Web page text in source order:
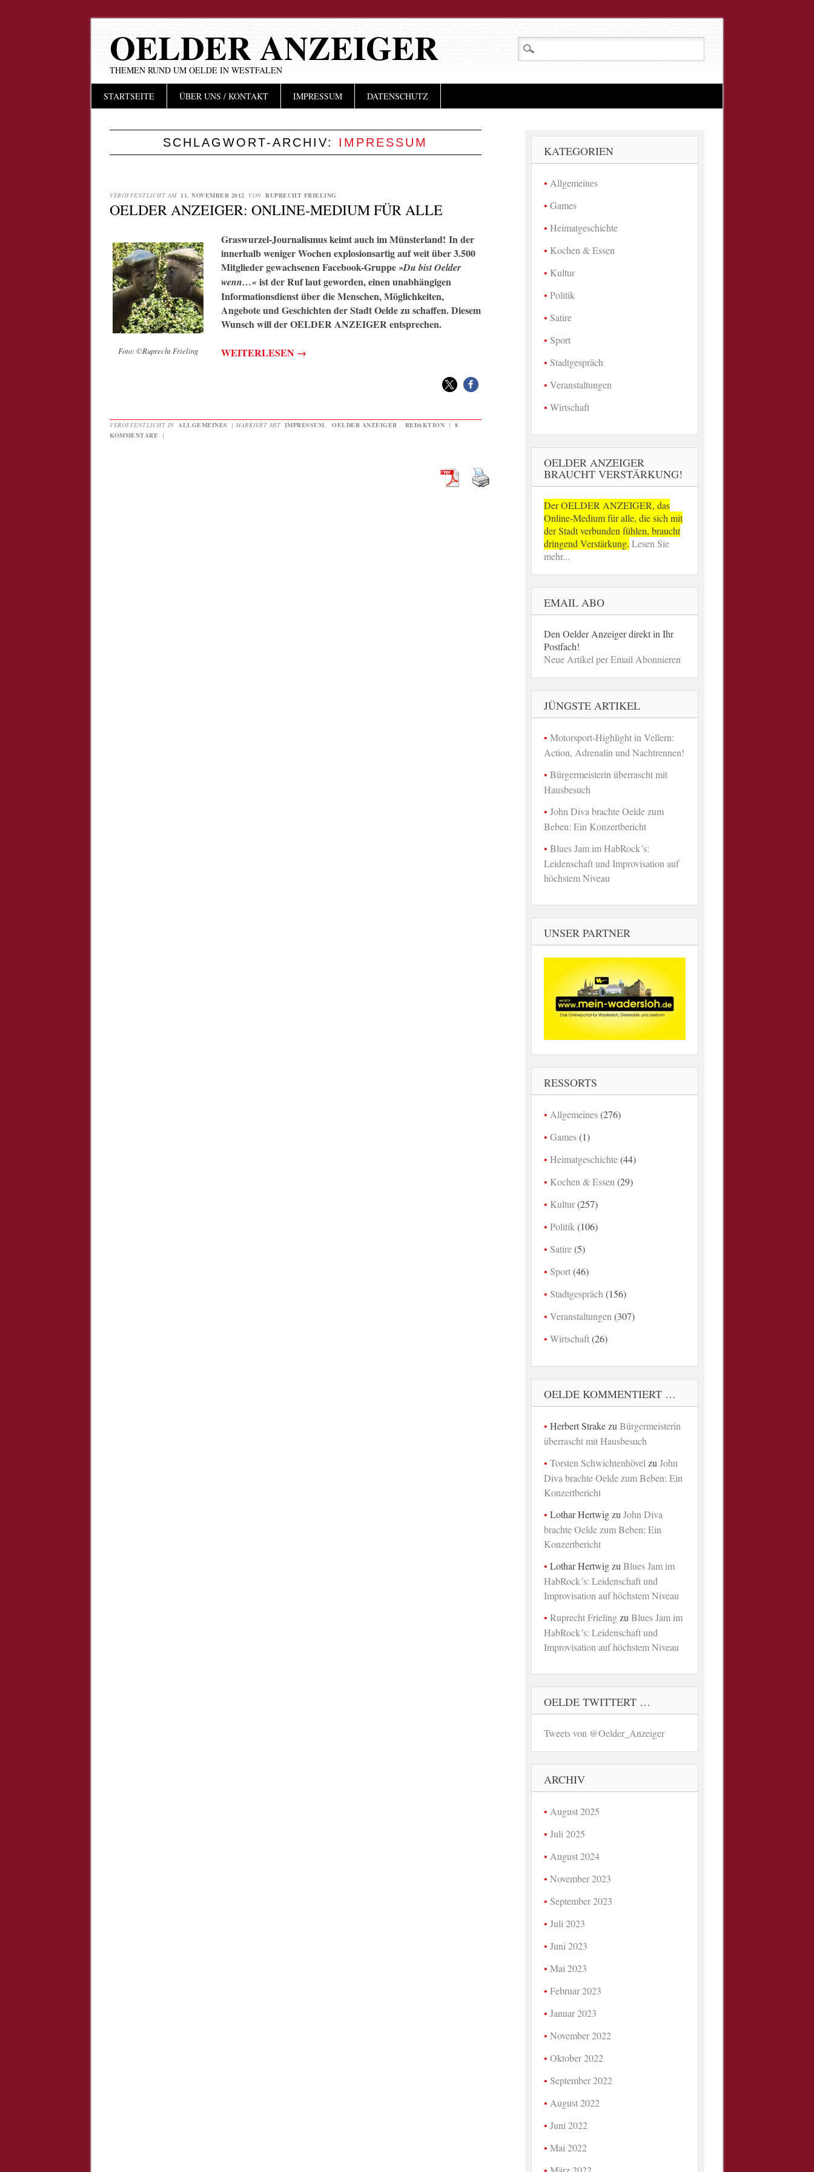
OELDER ANZEIGER
THEMEN RUND UM OELDE IN WESTFALEN
Hauptmenü
InhaltSTARTSEITE ÜBER UNS / KONTAKT IMPRESSUM DATENSCHUTZ
SCHLAGWORT-ARCHIV: IMPRESSUM
VERÖFFENTLICHT AM 11. NOVEMBER 2012 VON RUPRECHT FRIELING
OELDER ANZEIGER: ONLINE-MEDIUM FÜR ALLE
Foto: ©Ruprecht Frieling
Graswurzel-Journalismus keimt auch im Münsterland! In der
innerhalb weniger Wochen explosionsartig auf weit über 3.500
Mitglieder gewachsenen Facebook-Gruppe»Du bist Oelder
wenn…«ist der Ruf laut geworden, einen unabhängigen
Informationsdienst über die Menschen, Möglichkeiten,
Angebote und Geschichten der Stadt Oelde zu schaffen. Diesem
Wunsch will der OELDER ANZEIGER entsprechen.
WEITERLESEN →
VERÖFFENTLICHT IN ALLGEMEINES | MARKIERT MIT IMPRESSUM OELDER ANZEIGER REDAKTION | 8
KOMMENTARE |
KATEGORIEN
Allgemeines
Games
Heimatgeschichte
Kochen & Essen
Kultur
Politik
Satire
Sport
Stadtgespräch
Veranstaltungen
Wirtschaft
OELDER ANZEIGER
BRAUCHT VERSTÄRKUNG!
Der OELDER ANZEIGER, das
Online-Medium für alle, die sich mit
der Stadt verbunden fühlen, braucht
dringend Verstärkung. Lesen Sie
mehr...
EMAIL ABO
Den Oelder Anzeiger direkt in Ihr
Postfach!
Neue Artikel per Email Abonnieren
JÜNGSTE ARTIKEL
Motorsport-Highlight in Vellern:
Action, Adrenalin und Nachtrennen!
Bürgermeisterin überrascht mit
Hausbesuch
John Diva brachte Oelde zum
Beben: Ein Konzertbericht
Blues Jam im HabRock´s:
Leidenschaft und Improvisation auf
höchstem Niveau
UNSER PARTNER
RESSORTS
Allgemeines(276)
Games(1)
Heimatgeschichte(44)
Kochen & Essen (29)
Kultur(257)
Politik (106)
Satire(5)
Sport(46)
Stadtgespräch (156)
Veranstaltungen (307)
Wirtschaft(26)
OELDE KOMMENTIERT …
Herbert Strakezu Bürgermeisterin
überrascht mit Hausbesuch
Torsten Schwichtenhövel zu John
Diva brachte Oelde zum Beben: Ein
Konzertbericht
Lothar Hertwigzu John Diva
brachte Oelde zum Beben: Ein
Konzertbericht
Lothar Hertwigzu Blues Jam im
HabRock´s: Leidenschaft und
Improvisation auf höchstem Niveau
Ruprecht Frielingzu Blues Jam im
HabRock´s: Leidenschaft und
Improvisation auf höchstem Niveau
OELDE TWITTERT …
Tweets von @Oelder_Anzeiger
ARCHIV
August 2025
Juli 2025
August 2024
November 2023
September 2023
Juli 2023
Juni 2023
Mai 2023
Februar 2023
Januar 2023
November 2022
Oktober 2022
September 2022
August 2022
Juni 2022
Mai 2022